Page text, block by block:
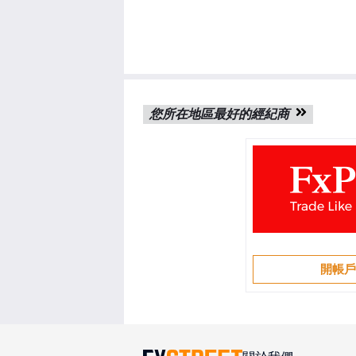
您所在地區最好的經紀商
開帳戶